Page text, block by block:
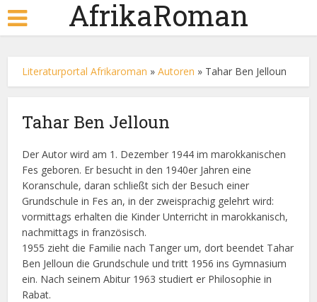
AfrikaRoman
Literaturportal Afrikaroman »Autoren » Tahar Ben Jelloun
Tahar Ben Jelloun
Der Autor wird am 1. Dezember 1944 im marokkanischen
Fes geboren. Er besucht in den 1940er Jahren eine
Koranschule, daran schließt sich der Besuch einer
Grundschule in Fes an, in der zweisprachig gelehrt wird:
vormittags erhalten die Kinder Unterricht in marokkanisch,
nachmittags in französisch.
1955 zieht die Familie nach Tanger um, dort beendet Tahar
Ben Jelloun die Grundschule und tritt 1956 ins Gymnasium
ein. Nach seinem Abitur 1963 studiert er Philosophie in
Rabat.